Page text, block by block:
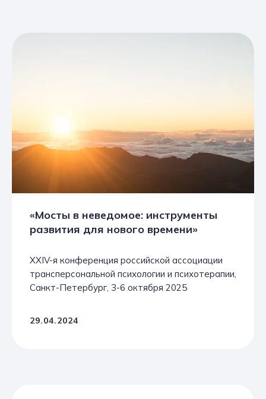
«Мосты в неведомое: инструменты
развития для нового времени»
XXIV-я конференция российской ассоциации
трансперсональной психологии и психотерапии,
Санкт-Петербург, 3-6 октября 2025
29.04.2024